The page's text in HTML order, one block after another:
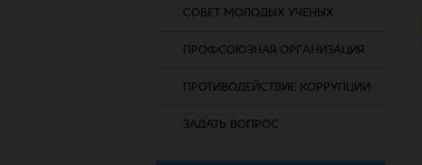
СОВЕТ МОЛОДЫХ УЧЕНЫХ
ПРОФСОЮЗНАЯ ОРГАНИЗАЦИЯ
ПРОТИВОДЕЙСТВИЕ КОРРУПЦИИ
ЗАДАТЬ ВОПРОС